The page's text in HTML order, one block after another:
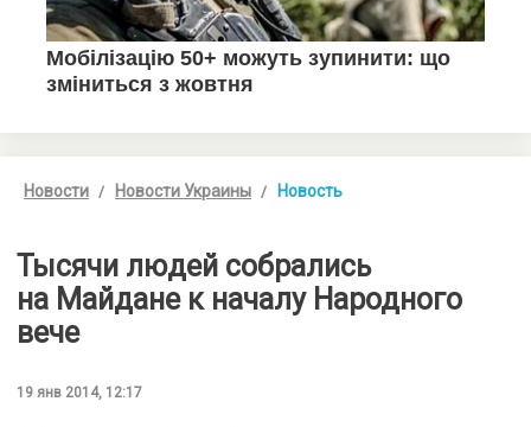
Новости Новости Украины Новость
Тысячи людей собрались
на Майдане к началу Народного
вече
19 янв 2014, 12:17